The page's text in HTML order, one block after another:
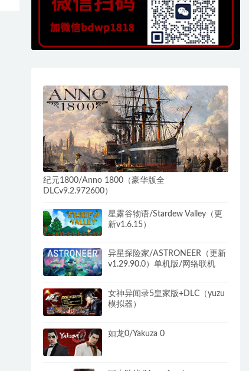
纪元1800/Anno 1800（豪华版全
DLCv9.2.972600）
星露谷物语/Stardew Valley（更
新v1.6.15）
异星探险家/ASTRONEER（更新
v1.29.90.0）单机版/网络联机
女神异闻录5皇家版+DLC（yuzu
模拟器）
如龙0/Yakuza 0